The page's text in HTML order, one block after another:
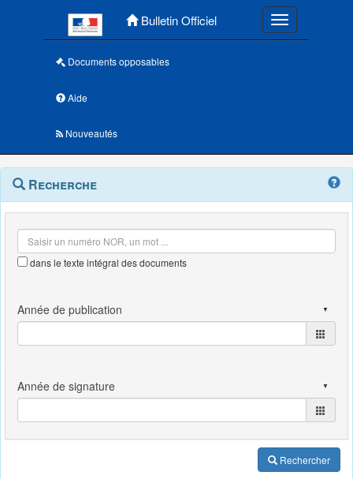
Bulletin Officiel Toggle
Documents opposables
Aide
Nouveautés
Navigation
outils
Menu
contextuel
Recherche
dans le texte intégral des documents
Rechercher